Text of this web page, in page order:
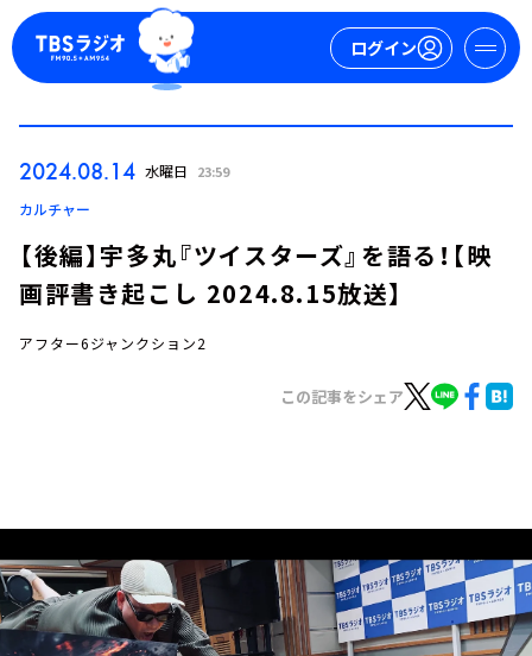
ログイン
イベント・グッズ
YouTube
会社情報
2024.08.14 水曜日 23:59
カルチャー
【後編】宇多丸『ツイスターズ』を語る！【映
画評書き起こし 2024.8.15放送】
アフター6ジャンクション2
この記事をシェア